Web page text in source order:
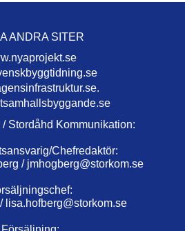
ANDRA SITER
Stordåhd Kommunikation:
Chefredaktör:
/ jmhogberg@storkom.se
lisa.hofberg@storkom.se